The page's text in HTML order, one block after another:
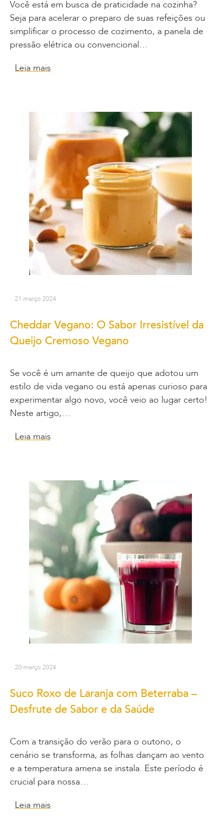
Você está em busca de praticidade na cozinha?
Seja para acelerar o preparo de suas refeições ou
simplificar o processo de cozimento, a panela de
pressão elétrica ou convencional…
Leia mais
21 março 2024
Cheddar Vegano: O Sabor Irresistível da
Queijo Cremoso Vegano
Se você é um amante de queijo que adotou um
estilo de vida vegano ou está apenas curioso para
experimentar algo novo, você veio ao lugar certo!
Neste artigo,…
Leia mais
20 março 2024
Suco Roxo de Laranja com Beterraba –
Desfrute de Sabor e da Saúde
Com a transição do verão para o outono, o
cenário se transforma, as folhas dançam ao vento
e a temperatura amena se instala. Este período é
crucial para nossa…
Leia mais